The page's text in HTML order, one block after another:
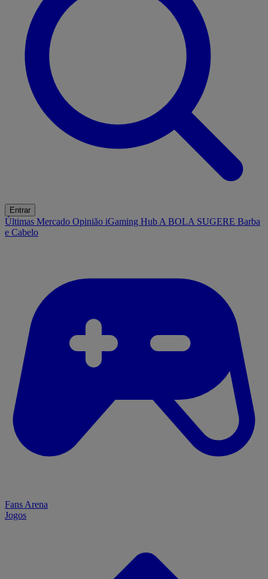
Entrar
Últimas Mercado Opinião iGaming Hub A BOLA SUGERE Barba
e Cabelo
Fans Arena
Jogos